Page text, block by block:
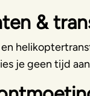
&
je geen tijd